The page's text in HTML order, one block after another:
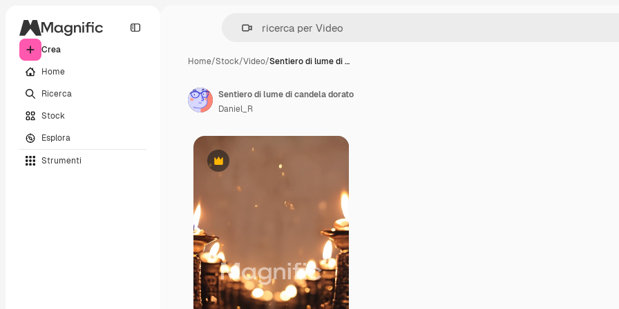
Crea
Home
Ricerca
Stock
Esplora
Strumenti
Home/Stock/Video/Sentiero di lume di …
Premium
Sentiero di lume di candela dorato
Daniel_R